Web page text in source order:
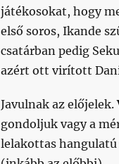
játékosokat, hogy
első soros, Ikande
csatárban pedig
azért ott virított
Javulnak az előjelek.
gondoljuk vagy a
lelakottas